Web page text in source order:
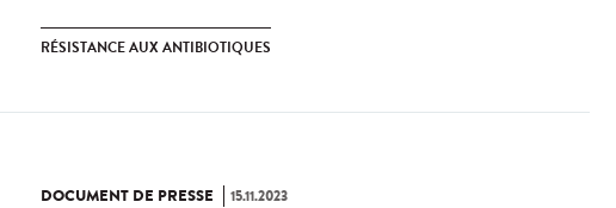
RÉSISTANCE AUX ANTIBIOTIQUES
DOCUMENT DE PRESSE 15.11.2023